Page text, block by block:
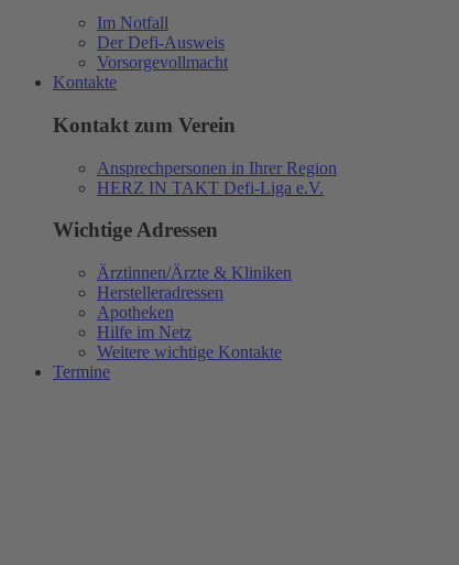
Im Notfall
Der Defi-Ausweis
Vorsorgevollmacht
Kontakte
Kontakt zum Verein
Ansprechpersonen in Ihrer Region
HERZ IN TAKT Defi-Liga e.V.
Wichtige Adressen
Ärztinnen/Ärzte & Kliniken
Herstelleradressen
Apotheken
Hilfe im Netz
Weitere wichtige Kontakte
Termine